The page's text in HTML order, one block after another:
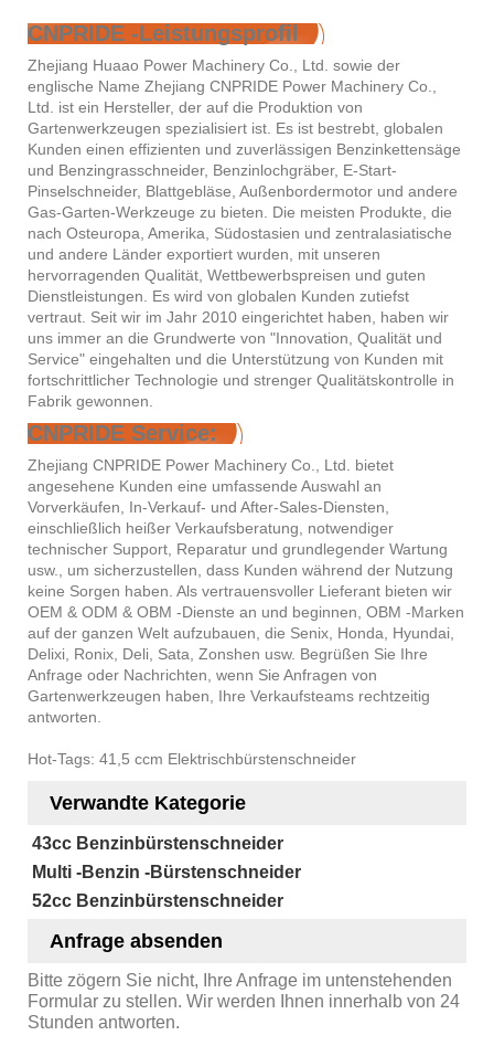
CNPRIDE -Leistungsprofil
Zhejiang Huaao Power Machinery Co., Ltd. sowie der
englische Name Zhejiang CNPRIDE Power Machinery Co.,
Ltd. ist ein Hersteller, der auf die Produktion von
Gartenwerkzeugen spezialisiert ist. Es ist bestrebt, globalen
Kunden einen effizienten und zuverlässigen Benzinkettensäge
und Benzingrasschneider, Benzinlochgräber, E-Start-
Pinselschneider, Blattgebläse, Außenbordermotor und andere
Gas-Garten-Werkzeuge zu bieten. Die meisten Produkte, die
nach Osteuropa, Amerika, Südostasien und zentralasiatische
und andere Länder exportiert wurden, mit unseren
hervorragenden Qualität, Wettbewerbspreisen und guten
Dienstleistungen. Es wird von globalen Kunden zutiefst
vertraut. Seit wir im Jahr 2010 eingerichtet haben, haben wir
uns immer an die Grundwerte von "Innovation, Qualität und
Service" eingehalten und die Unterstützung von Kunden mit
fortschrittlicher Technologie und strenger Qualitätskontrolle in
Fabrik gewonnen.
CNPRIDE Service:
Zhejiang CNPRIDE Power Machinery Co., Ltd. bietet
angesehene Kunden eine umfassende Auswahl an
Vorverkäufen, In-Verkauf- und After-Sales-Diensten,
einschließlich heißer Verkaufsberatung, notwendiger
technischer Support, Reparatur und grundlegender Wartung
usw., um sicherzustellen, dass Kunden während der Nutzung
keine Sorgen haben. Als vertrauensvoller Lieferant bieten wir
OEM & ODM & OBM -Dienste an und beginnen, OBM -Marken
auf der ganzen Welt aufzubauen, die Senix, Honda, Hyundai,
Delixi, Ronix, Deli, Sata, Zonshen usw. Begrüßen Sie Ihre
Anfrage oder Nachrichten, wenn Sie Anfragen von
Gartenwerkzeugen haben, Ihre Verkaufsteams rechtzeitig
antworten.
Hot-Tags: 41,5 ccm Elektrischbürstenschneider
Verwandte Kategorie
43cc Benzinbürstenschneider
Multi -Benzin -Bürstenschneider
52cc Benzinbürstenschneider
Anfrage absenden
Bitte zögern Sie nicht, Ihre Anfrage im untenstehenden
Formular zu stellen. Wir werden Ihnen innerhalb von 24
Stunden antworten.